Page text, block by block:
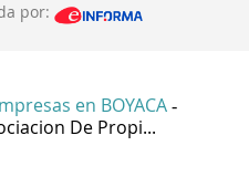
por:
en BOYACA -
De Propi...